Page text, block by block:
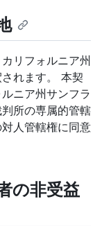
リフォルニア州
れます。 本契
ニア州サンフラ
所の専属的管轄
人管轄権に同意
の非受益